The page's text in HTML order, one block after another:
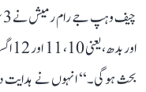
بحث ہوگی۔‘‘ انہوں نے ہدایت